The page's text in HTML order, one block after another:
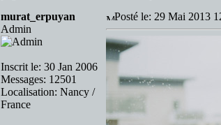
murat_erpuyan
Admin
Inscrit le: 30 Jan 2006
Messages: 12501
Localisation: Nancy /
France
Posté le: 29 Mai 2013